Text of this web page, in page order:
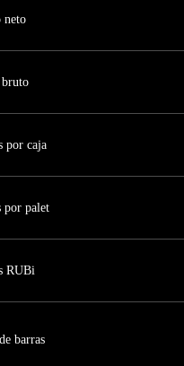
neto
bruto
por caja
por palet
RUBi
barras